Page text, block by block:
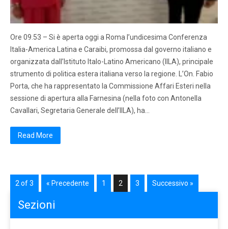
Ore 09.53 – Si è aperta oggi a Roma l’undicesima Conferenza
Italia-America Latina e Caraibi, promossa dal governo italiano e
organizzata dall’Istituto Italo-Latino Americano (IILA), principale
strumento di politica estera italiana verso la regione. L’On. Fabio
Porta, che ha rappresentato la Commissione Affari Esteri nella
sessione di apertura alla Farnesina (nella foto con Antonella
Cavallari, Segretaria Generale dell’IILA), ha…
Read More
2 of 3 « Precedente 1 2 3 Successivo »
Sezioni